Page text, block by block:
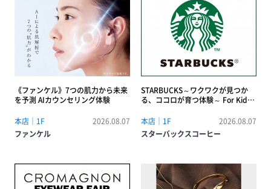
《ファンケル》7つの肌力から未来
を予測 AIカウンセリング体験
本店｜1F
2026.08.07
ファンケル
STARBUCKS～ワクワクが見つか
る、ココロが育つ体験～ For Kids
究〜コーヒーの未来、環境勉強会
~】
本店｜1F
2026.08.07
スターバックスコーヒー